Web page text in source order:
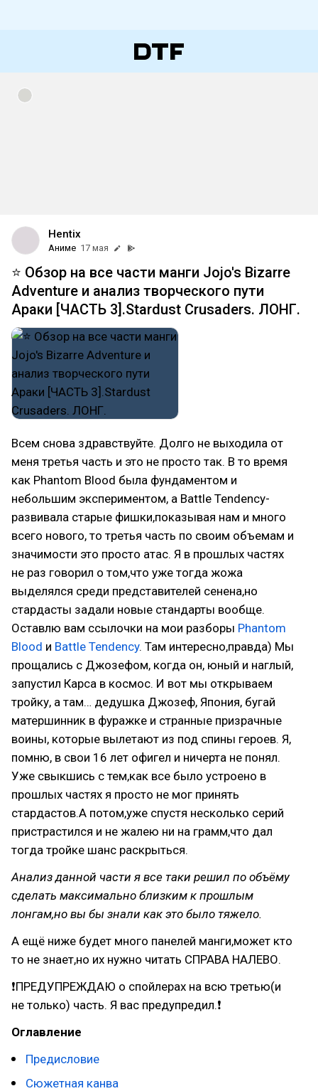
Hentix
Аниме 17 мая
⭐️ Обзор на все части манги Jojo's Bizarre
Adventure и анализ творческого пути
Араки [ЧАСТЬ 3].Stardust Crusaders. ЛОНГ.
Всем снова здравствуйте. Долго не выходила от
меня третья часть и это не просто так. В то время
как Phantom Blood была фундаментом и
небольшим экспериментом, а Battle Tendency-
развивала старые фишки,показывая нам и много
всего нового, то третья часть по своим объемам и
значимости это просто атас. Я в прошлых частях
не раз говорил о том,что уже тогда жожа
выделялся среди представителей сенена,но
стардасты задали новые стандарты вообще.
Оставлю вам ссылочки на мои разборы Phantom
Blood и Battle Tendency. Там интересно,правда) Мы
прощались с Джозефом, когда он, юный и наглый,
запустил Карса в космос. И вот мы открываем
тройку, а там… дедушка Джозеф, Япония, бугай
матершинник в фуражке и странные призрачные
воины, которые вылетают из под спины героев. Я,
помню, в свои 16 лет офигел и ничерта не понял.
Уже свыкшись с тем,как все было устроено в
прошлых частях я просто не мог принять
стардастов.А потом,уже спустя несколько серий
пристрастился и не жалею ни на грамм,что дал
тогда тройке шанс раскрыться.
Анализ данной части я все таки решил по объёму
сделать максимально близким к прошлым
лонгам,но вы бы знали как это было тяжело.
А ещё ниже будет много панелей манги,может кто
то не знает,но их нужно читать СПРАВА НАЛЕВО.
❗ПРЕДУПРЕЖДАЮ о спойлерах на всю третью(и
не только) часть. Я вас предупредил.❗
Оглавление
Предисловие
Сюжетная канва